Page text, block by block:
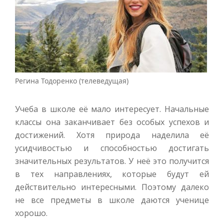
Регина Тодоренко (телеведущая)
Учеба в школе её мало интересует. Начальные
классы она заканчивает без особых успехов и
достижений. Хотя природа наделила её
усидчивостью и способностью достигать
значительных результатов. У неё это получится
в тех направлениях, которые будут ей
действительно интересными. Поэтому далеко
не все предметы в школе даются ученице
хорошо.